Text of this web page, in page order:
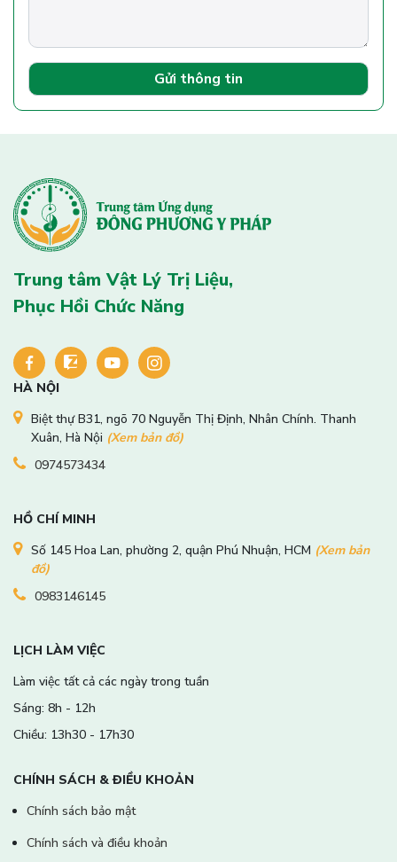
Gửi thông tin
Trung tâm Vật Lý Trị Liệu,
Phục Hồi Chức Năng
HÀ NỘI
Biệt thự B31, ngõ 70 Nguyễn Thị Định, Nhân Chính. Thanh
Xuân, Hà Nội (Xem bản đồ)
0974573434
HỒ CHÍ MINH
Số 145 Hoa Lan, phường 2, quận Phú Nhuận, HCM (Xem bản
đồ)
0983146145
LỊCH LÀM VIỆC
Làm việc tất cả các ngày trong tuần
Sáng: 8h - 12h
Chiều: 13h30 - 17h30
CHÍNH SÁCH & ĐIỀU KHOẢN
Chính sách bảo mật
Chính sách và điều khoản